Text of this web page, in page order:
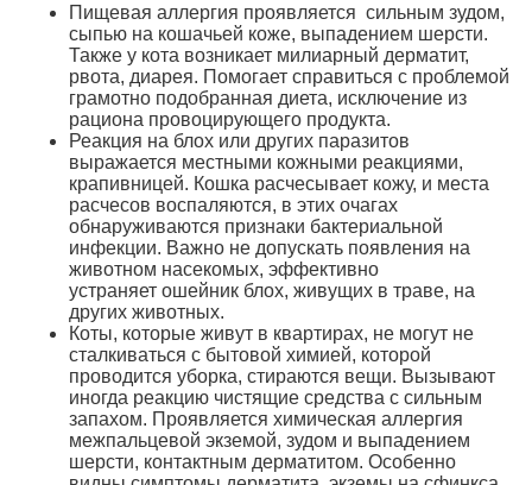
Пищевая аллергия проявляется сильным зудом,
сыпью на кошачьей коже, выпадением шерсти.
Также у кота возникает милиарный дерматит,
рвота, диарея. Помогает справиться с проблемой
грамотно подобранная диета, исключение из
рациона провоцирующего продукта.
Реакция на блох или других паразитов
выражается местными кожными реакциями,
крапивницей. Кошка расчесывает кожу, и места
расчесов воспаляются, в этих очагах
обнаруживаются признаки бактериальной
инфекции. Важно не допускать появления на
животном насекомых, эффективно
устраняет ошейник блох, живущих в траве, на
других животных.
Коты, которые живут в квартирах, не могут не
сталкиваться с бытовой химией, которой
проводится уборка, стираются вещи. Вызывают
иногда реакцию чистящие средства с сильным
запахом. Проявляется химическая аллергия
межпальцевой экземой, зудом и выпадением
шерсти, контактным дерматитом. Особенно